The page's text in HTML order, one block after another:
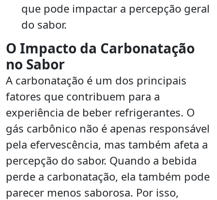
que pode impactar a percepção geral
do sabor.
O Impacto da Carbonatação
no Sabor
A carbonatação é um dos principais
fatores que contribuem para a
experiência de beber refrigerantes. O
gás carbônico não é apenas responsável
pela efervescência, mas também afeta a
percepção do sabor. Quando a bebida
perde a carbonatação, ela também pode
parecer menos saborosa. Por isso,